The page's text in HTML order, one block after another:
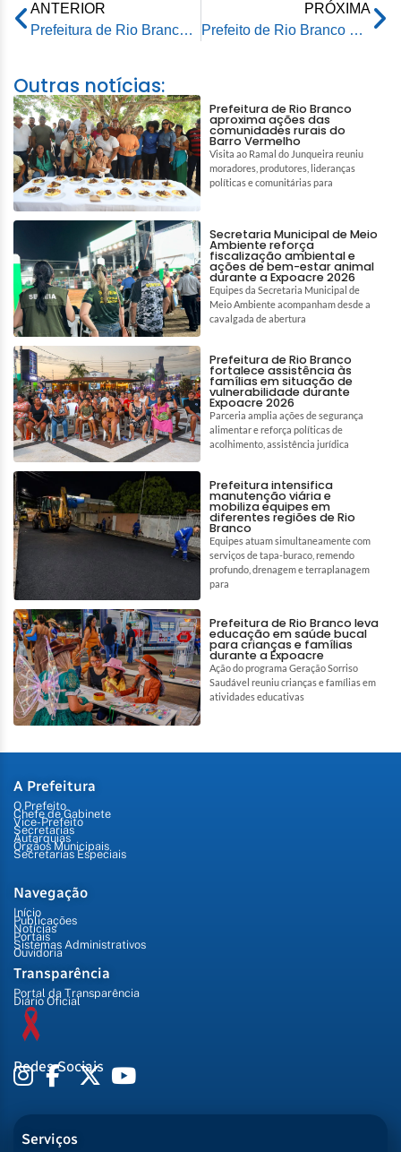
ANTERIOR
Prefeitura de Rio Branco encerra Semana do Meio Ambiente com ações de educação ambiental, adoção de pets e revitalização de espaço educativo
PRÓXIMA
Prefeito de Rio Branco ouve demandas de líderes rurais e anuncia nova rodada de reuniões na Transacreana
Outras notícias:
Prefeitura de Rio Branco
aproxima ações das
comunidades rurais do
Barro Vermelho
Visita ao Ramal do Junqueira reuniu
moradores, produtores, lideranças
políticas e comunitárias para
Secretaria Municipal de Meio
Ambiente reforça
fiscalização ambiental e
ações de bem-estar animal
durante a Expoacre 2026
Equipes da Secretaria Municipal de
Meio Ambiente acompanham desde a
cavalgada de abertura
Prefeitura de Rio Branco
fortalece assistência às
famílias em situação de
vulnerabilidade durante
Expoacre 2026
Parceria amplia ações de segurança
alimentar e reforça políticas de
acolhimento, assistência jurídica
Prefeitura intensifica
manutenção viária e
mobiliza equipes em
diferentes regiões de Rio
Branco
Equipes atuam simultaneamente com
serviços de tapa-buraco, remendo
profundo, drenagem e terraplanagem
para
Prefeitura de Rio Branco leva
educação em saúde bucal
para crianças e famílias
durante a Expoacre
Ação do programa Geração Sorriso
Saudável reuniu crianças e famílias em
atividades educativas
A Prefeitura
O Prefeito
Chefe de Gabinete
Vice-Prefeito
Secretarias
Autarquias
Órgãos Municipais
Secretarias Especiais
Navegação
Início
Publicações
Notícias
Portais
Sistemas Administrativos
Ouvidoria
Transparência
Portal da Transparência
Diário Oficial
Redes Sociais
Serviços